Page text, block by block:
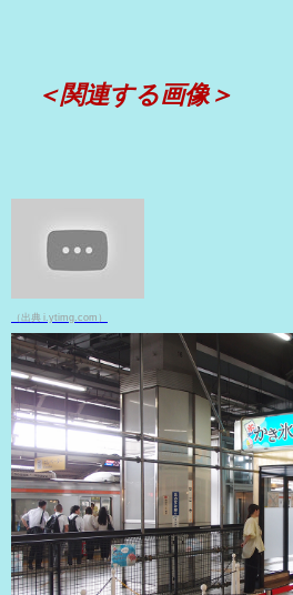
＜関連する画像＞
（出典 i.ytimg.com）